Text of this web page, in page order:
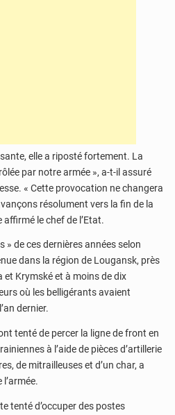
elle a riposté fortement. La
par notre armée », a-t-il assuré
« Cette provocation ne changera
résolument vers la fin de la
le chef de l’Etat.
» de ces dernières années selon
dans la région de Lougansk, près
Krymské et à moins de dix
où les belligérants avaient
dernier.
tenté de percer la ligne de front en
à l’aide de pièces d’artillerie
de mitrailleuses et d’un char, a
tenté d’occuper des postes